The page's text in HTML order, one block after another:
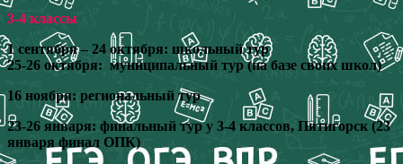
3-4 классы
1 сентября – 24 октября: школьный тур
25-26 октября: муниципальный тур (на базе своих школ)
16 ноября: региональный тур
23-26 января: финальный тур у 3-4 классов, Пятигорск (23
января финал ОПК)